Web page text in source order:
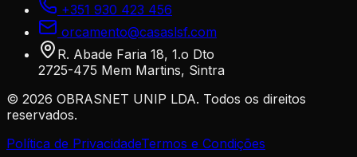
+351 930 423 456
orcamento@casaslsf.com
R. Abade Faria 18, 1.o Dto
2725-475 Mem Martins, Sintra
© 2026 OBRASNET UNIP LDA. Todos os direitos
reservados.
Política de PrivacidadeTermos e Condições